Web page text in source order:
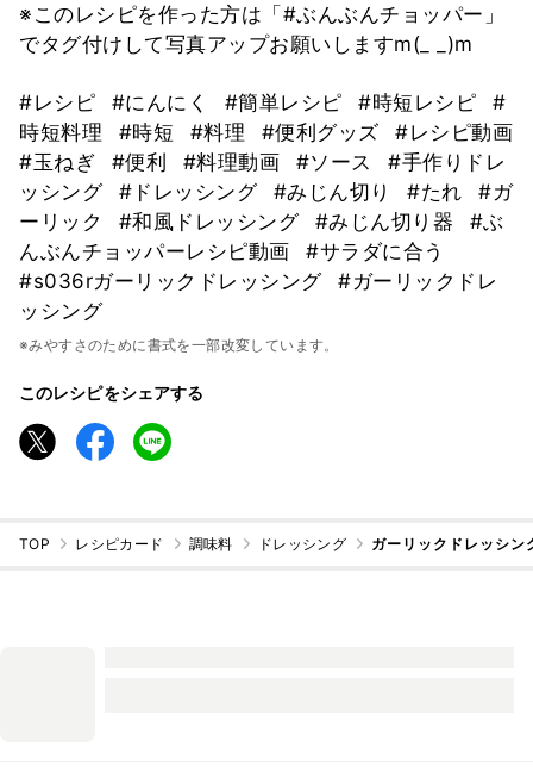
※このレシピを作った方は「#ぶんぶんチョッパー」
でタグ付けして写真アップお願いしますm(_ _)m
#レシピ #にんにく #簡単レシピ #時短レシピ
#
時短料理
#時短 #料理 #便利グッズ
#レシピ動画
#玉ねぎ
#便利 #料理動画 #ソース
#手作りドレ
ッシング
#ドレッシング #みじん切り #たれ
#ガ
ーリック
#和風ドレッシング #みじん切り器
#ぶ
んぶんチョッパーレシピ動画
#サラダに合う
#s036rガーリックドレッシング
#ガーリックドレ
ッシング
※みやすさのために書式を一部改変しています。
このレシピをシェアする
TOP レシピカード 調味料 ドレッシング ガーリックドレッシン